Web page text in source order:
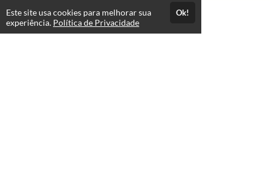
Atendimento
Este site usa cookies para melhorar sua
experiência. Política de Privacidade
Ok!